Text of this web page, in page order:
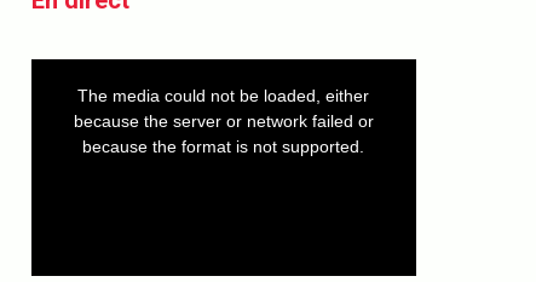
The media could not be loaded, either
because the server or network failed or
because the format is not supported.